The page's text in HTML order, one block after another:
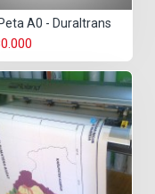
A0 - Duraltrans